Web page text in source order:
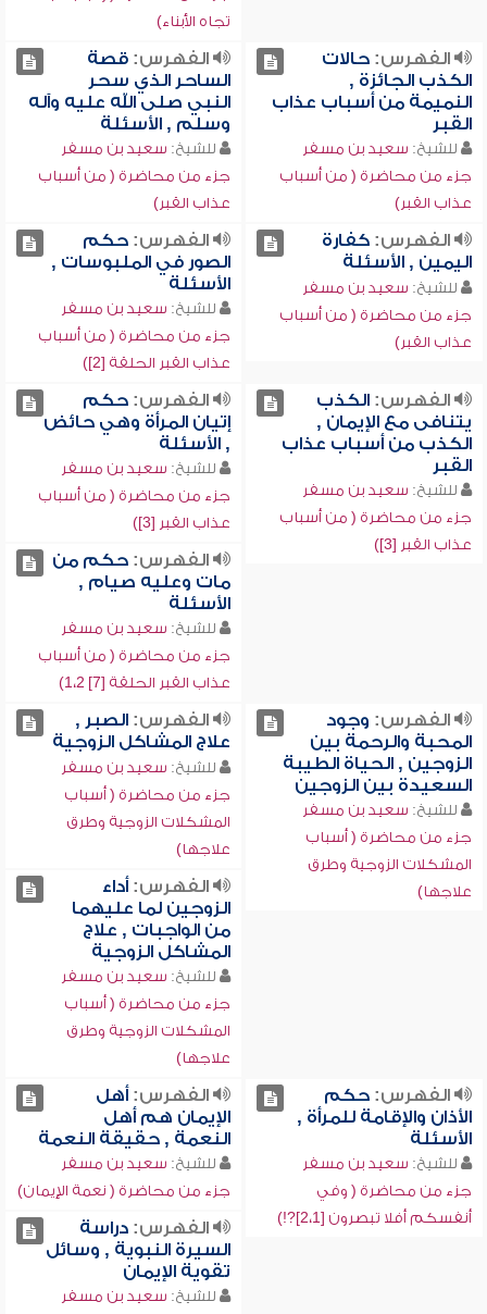
تجاه الأبناء)
الفهرس:حالات
الكذب الجائزة ,
النميمة من أسباب عذاب
القبر
للشيخ: سعيد بن مسفر
جزء من محاضرة ( من أسباب
عذاب القبر)
الفهرس:قصة
الساحر الذي سحر
النبي صلى الله عليه وآله
وسلم , الأسئلة
للشيخ: سعيد بن مسفر
جزء من محاضرة ( من أسباب
عذاب القبر)
الفهرس:كفارة
اليمين , الأسئلة
للشيخ: سعيد بن مسفر
جزء من محاضرة ( من أسباب
عذاب القبر)
الفهرس:حكم
الصور في الملبوسات ,
الأسئلة
للشيخ: سعيد بن مسفر
جزء من محاضرة ( من أسباب
عذاب القبر الحلقة [2])
الفهرس:الكذب
يتنافى مع الإيمان ,
الكذب من أسباب عذاب
القبر
للشيخ: سعيد بن مسفر
جزء من محاضرة ( من أسباب
عذاب القبر [3])
الفهرس:حكم
إتيان المرأة وهي حائض
, الأسئلة
للشيخ: سعيد بن مسفر
جزء من محاضرة ( من أسباب
عذاب القبر [3])
الفهرس:حكم من
مات وعليه صيام ,
الأسئلة
للشيخ: سعيد بن مسفر
جزء من محاضرة ( من أسباب
عذاب القبر الحلقة [7] 1،2)
الفهرس: وجود
المحبة والرحمة بين
الزوجين , الحياة الطيبة
السعيدة بين الزوجين
للشيخ: سعيد بن مسفر
جزء من محاضرة ( أسباب
المشكلات الزوجية وطرق
علاجها)
الفهرس:الصبر ,
علاج المشاكل الزوجية
للشيخ: سعيد بن مسفر
جزء من محاضرة ( أسباب
المشكلات الزوجية وطرق
علاجها)
الفهرس:أداء
الزوجين لما عليهما
من الواجبات , علاج
المشاكل الزوجية
للشيخ: سعيد بن مسفر
جزء من محاضرة ( أسباب
المشكلات الزوجية وطرق
علاجها)
الفهرس:حكم
الأذان والإقامة للمرأة ,
الأسئلة
للشيخ: سعيد بن مسفر
جزء من محاضرة ( وفي
أنفسكم أفلا تبصرون [2،1]?!)
الفهرس:أهل
الإيمان هم أهل
النعمة , حقيقة النعمة
للشيخ: سعيد بن مسفر
جزء من محاضرة ( نعمة الإيمان)
الفهرس:دراسة
السيرة النبوية , وسائل
تقوية الإيمان
للشيخ: سعيد بن مسفر